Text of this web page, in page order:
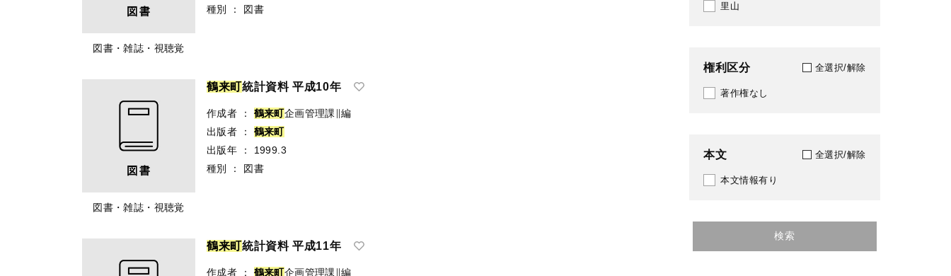
図書・雑誌・視聴覚
種別
： 図書
図書・雑誌・視聴覚
鶴来町統計資料 平成10年
作成者 ： 鶴来町企画管理課∥編
出版者
： 鶴来町
出版年
：
1999.3
種別
： 図書
鶴来町統計資料 平成11年
作成者 ： 鶴来町企画管理課∥編
1966
1968
1969
1971
1972
385
388
里山
権利区分 全選択/解除
著作権なし
本文 全選択/解除
本文情報有り
検索